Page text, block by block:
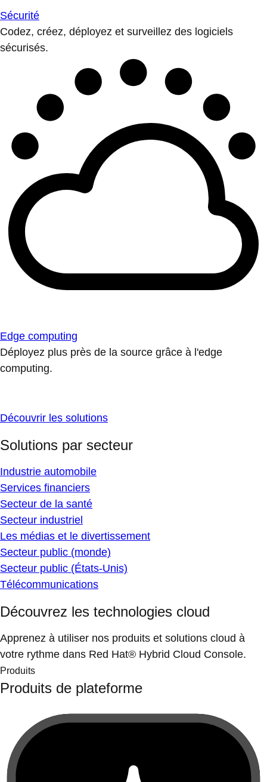
Sécurité
Codez, créez, déployez et surveillez des logiciels
sécurisés.
Edge computing
Déployez plus près de la source grâce à l'edge
computing.
Découvrir les solutions
Solutions par secteur
Industrie automobile
Services financiers
Secteur de la santé
Secteur industriel
Les médias et le divertissement
Secteur public (monde)
Secteur public (États-Unis)
Télécommunications
Découvrez les technologies cloud
Apprenez à utiliser nos produits et solutions cloud à
votre rythme dans Red Hat® Hybrid Cloud Console.
Produits
Produits de plateforme